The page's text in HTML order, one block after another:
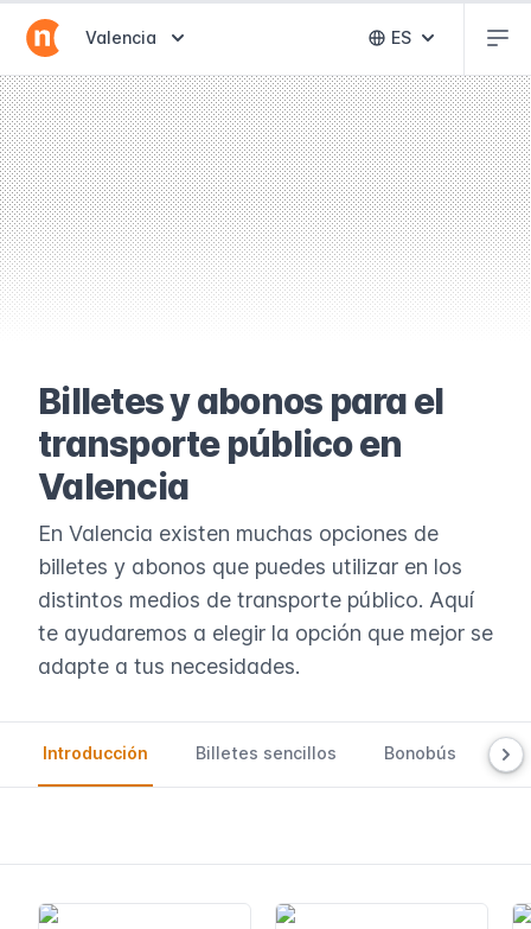
Abrir selector de destinos
Valencia Abrir selector
ES
Billetes y abonos para el
transporte público en
Valencia
En Valencia existen muchas opciones de
billetes y abonos que puedes utilizar en los
distintos medios de transporte público. Aquí
te ayudaremos a elegir la opción que mejor se
adapte a tus necesidades.
Introducción Billetes sencillos Bonobús